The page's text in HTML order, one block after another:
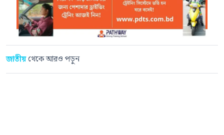
জাতীয়থেকে আরও পড়ুন